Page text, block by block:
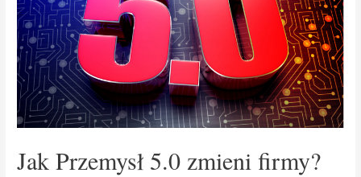
Jak Przemysł 5.0 zmieni firmy?